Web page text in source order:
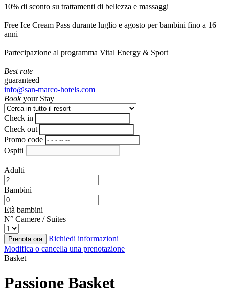
10% di sconto su trattamenti di bellezza e massaggi
Free Ice Cream Pass durante luglio e agosto per bambini fino a 16
anni
Partecipazione al programma Vital Energy & Sport
Best rate
guaranteed
info@san-marco-hotels.com
Bookyour Stay
Check in
Check out
Promo code
Ospiti
Adulti
Bambini
Età bambini
N° Camere / Suites
Prenota ora
Richiedi informazioni
Modifica o cancella una prenotazione
Basket
Passione Basket